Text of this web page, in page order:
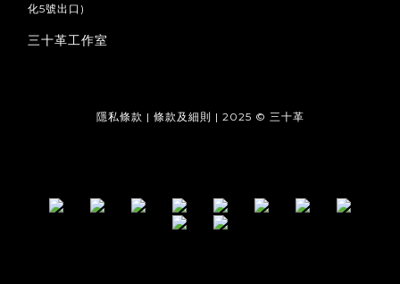
化5號出口)
三十革工作室
隱私條款 | 條款及細則 | 2025 © 三十革